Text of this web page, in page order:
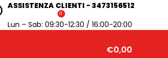
ASSISTENZA CLIENTI - 3473156512
Lun – Sab: 09:30-12:30 / 16:00-20:00
0
€0,00